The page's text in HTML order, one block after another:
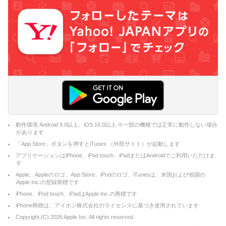
動作環境 Android 9.0以上、iOS 16.0以上 ※一部の機種では正常に動作しない場合
があります
「App Store」ボタンを押すとiTunes （外部サイト）が起動します
アプリケーションはiPhone、iPod touch、iPadまたはAndroidでご利用いただけま
す
Apple、Appleのロゴ、App Store、iPodのロゴ、iTunesは、米国および他国の
Apple Inc.の登録商標です
iPhone、iPod touch、iPadはApple Inc.の商標です
iPhone商標は、アイホン株式会社のライセンスに基づき使用されています
Copyright (C) 2026Apple Inc. All rights reserved.